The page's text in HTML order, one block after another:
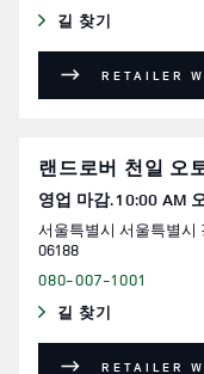
길 찾기
LINK OPENS IN NEW
RETAILER
랜드로버 천일 오
영업 마감.10:00 AM
서울특별시 서울특별시
06188
080-007-1001
길 찾기
LINK OPENS IN NEW
RETAILER